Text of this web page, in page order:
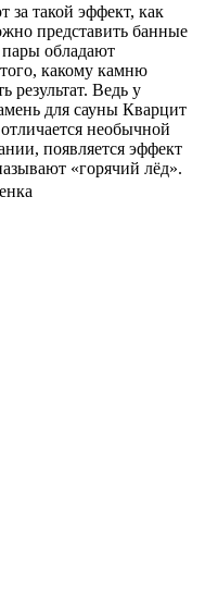
за такой эффект, как
представить банные
обладают
какому камню
результат. Ведь у
для сауны Кварцит
необычной
появляется эффект
«горячий лёд».